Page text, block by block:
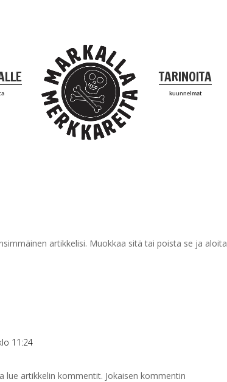
TARINOITA
kuunnelmat
artikkelisi. Muokkaa sitä tai poista se ja aloita
11:24
lue artikkelin kommentit. Jokaisen kommentin